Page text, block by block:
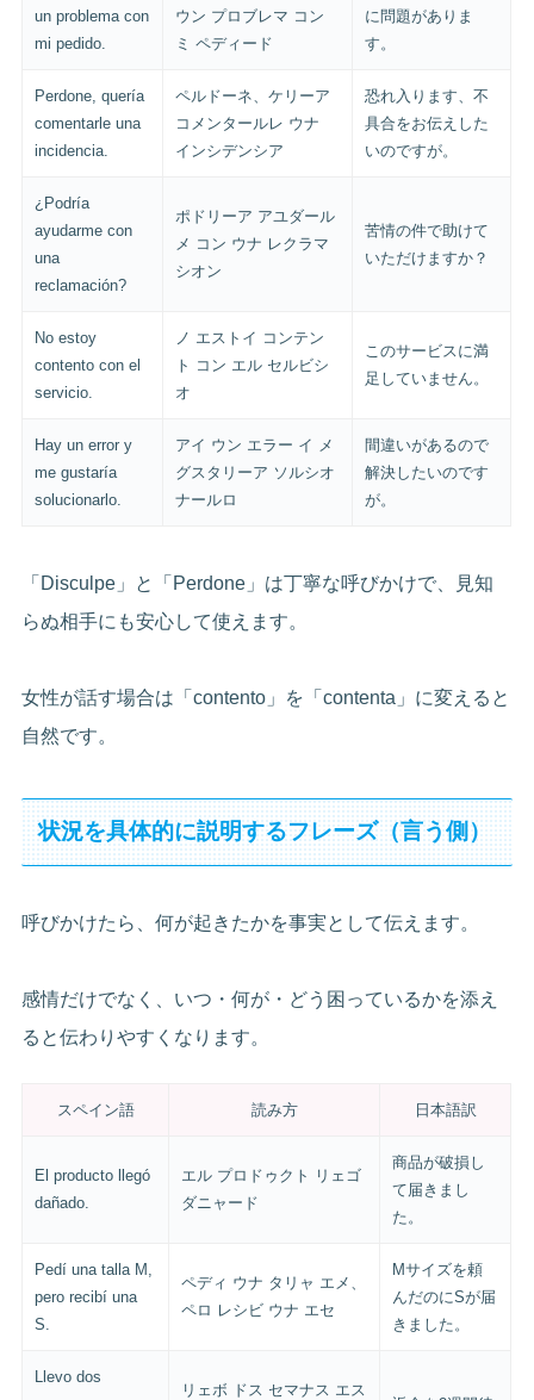
un problema con
mi pedido.
ウン プロブレマ コン
ミ ペディード
に問題がありま
す。
Perdone, quería
comentarle una
incidencia.
ペルドーネ、ケリーア
コメンタールレ ウナ
インシデンシア
恐れ入ります、不
具合をお伝えした
いのですが。
¿Podría
ayudarme con
una
reclamación?
ポドリーア アユダール
メ コン ウナ レクラマ
シオン
苦情の件で助けて
いただけますか？
No estoy
contento con el
servicio.
ノ エストイ コンテン
ト コン エル セルビシ
オ
このサービスに満
足していません。
Hay un error y
me gustaría
solucionarlo.
アイ ウン エラー イ メ
グスタリーア ソルシオ
ナールロ
間違いがあるので
解決したいのです
が。
「Disculpe」と「Perdone」は丁寧な呼びかけで、見知
らぬ相手にも安心して使えます。
女性が話す場合は「contento」を「contenta」に変えると
自然です。
状況を具体的に説明するフレーズ（言う側）
呼びかけたら、何が起きたかを事実として伝えます。
感情だけでなく、いつ・何が・どう困っているかを添え
ると伝わりやすくなります。
スペイン語 読み方 日本語訳
El producto llegó
dañado.
エル プロドゥクト リェゴ
ダニャード
商品が破損し
て届きまし
た。
Pedí una talla M,
pero recibí una
S.
ペディ ウナ タリャ エメ、
ペロ レシビ ウナ エセ
Mサイズを頼
んだのにSが届
きました。
Llevo dos
リェボ ドス セマナス エス